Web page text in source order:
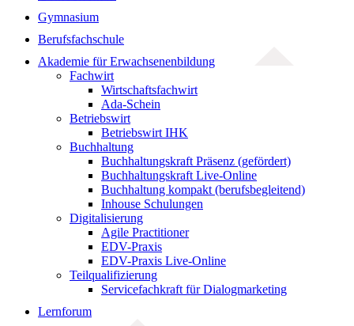
Gymnasium
Berufsfachschule
Akademie für Erwachsenenbildung
Fachwirt
Wirtschaftsfachwirt
Ada-Schein
Betriebswirt
Betriebswirt IHK
Buchhaltung
Buchhaltungskraft Präsenz (gefördert)
Buchhaltungskraft Live-Online
Buchhaltung kompakt (berufsbegleitend)
Inhouse Schulungen
Digitalisierung
Agile Practitioner
EDV-Praxis
EDV-Praxis Live-Online
Teilqualifizierung
Servicefachkraft für Dialogmarketing
Lernforum